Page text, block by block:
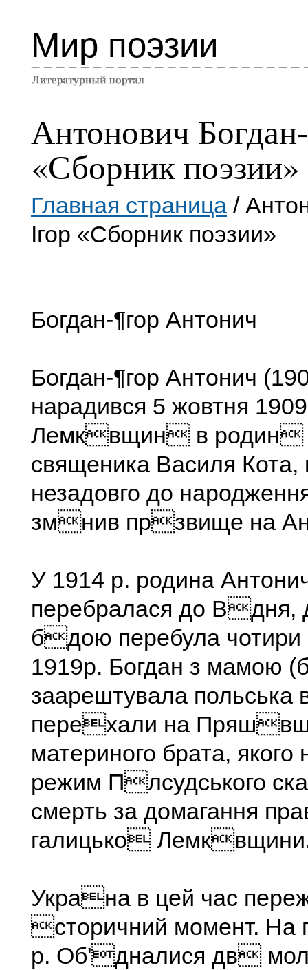
Мир поэзии
Антонович
«Сборник поэзии»
Главная страница /
Iгор «Сборник поэзии»
Богдан-¶гор Антонич
Богдан-¶гор Антонич
нарадився 5 жовтня
Лемквщин в родин
священика Василя Кота,
незадовго до
змнив прзвище на
У 1914 р. родина
перебралася до Вдня,
бдою перебула чотири
1919р. Богдан з мамою
заарештувала польська
перехали на
материного брата,
режим Плсудського
смерть за домагання
галицько
Украна в цей час
сторичний момент. На
р. Об'дналися дв